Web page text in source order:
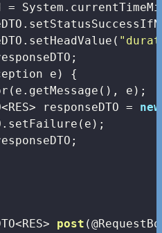
=
e) {
e);
responseDTO =
new
post